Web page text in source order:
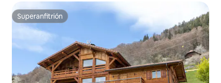
Superanfitrión
Superanfitrión